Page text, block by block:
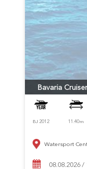
Bavaria
BJ 2012 11.40m
Watersport
08.08.2026 /